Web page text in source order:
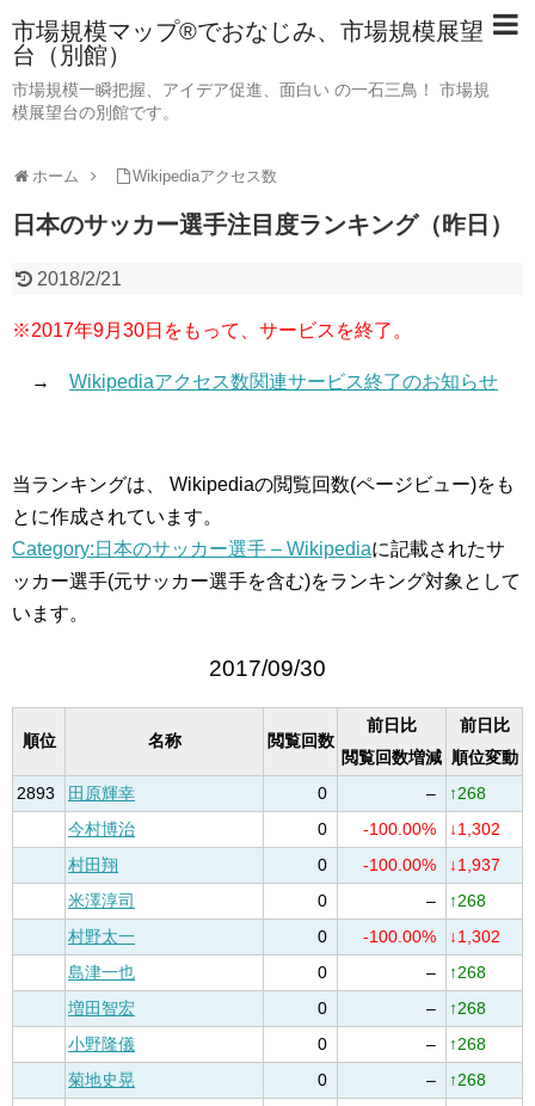
市場規模マップ®でおなじみ、市場規模展望
台（別館）
市場規模一瞬把握、アイデア促進、面白い の一石三鳥！ 市場規
模展望台の別館です。
ホーム Wikipediaアクセス数
日本のサッカー選手注目度ランキング（昨日）
2018/2/21
※2017年9月30日をもって、サービスを終了。
→ Wikipediaアクセス数関連サービス終了のお知らせ
当ランキングは、 Wikipediaの閲覧回数(ページビュー)をも
とに作成されています。
Category:日本のサッカー選手 – Wikipediaに記載されたサ
ッカー選手(元サッカー選手を含む)をランキング対象として
います。
2017/09/30
順位 名称 閲覧回数
前日比
閲覧回数増減
前日比
順位変動
2893
田原輝幸 0 –
↑268
今村博治
0 -100.00%
↓1,302
村田翔
0 -100.00%
↓1,937
米澤淳司
0 –
↑268
村野太一
0 -100.00%
↓1,302
島津一也
0 –
↑268
増田智宏
0 –
↑268
小野隆儀
0 –
↑268
菊地史晃
0 –
↑268